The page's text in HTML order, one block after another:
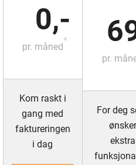
0,-
pr. måned
*
Kom raskt i
gang med
faktureringen
i dag
pr.
For deg
ønsker
ekstra